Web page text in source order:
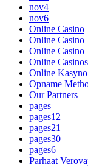
nov4
nov6
Online Casino
Online Casino
Online Casino
Online Casinos
Online Kasyno
Opname
Our Partners
pages
pages12
pages21
pages30
pages6
Parhaat